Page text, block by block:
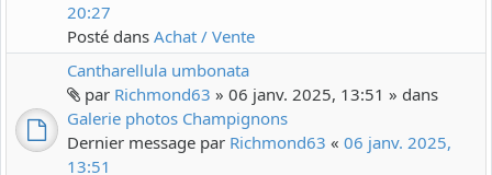
20:27
Posté dans Achat / Vente
Cantharellula umbonata
par Richmond63 » 06 janv. 2025, 13:51 » dans
Galerie photos Champignons
Dernier message par Richmond63 « 06 janv. 2025,
13:51